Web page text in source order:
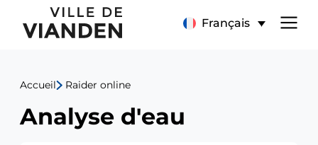
Analyse
d'eau
Français
Menu
navigation
principal
Accueil Raider online
Analyse d'eau